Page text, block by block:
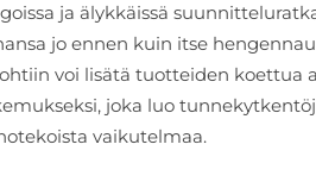
ja älykkäissä
jo ennen kuin itse
voi lisätä tuotteiden koettua
joka luo
vaikutelmaa.